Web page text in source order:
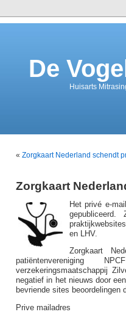
De
Huisarts
« Zorgkaart Nederland schendt
Zorgkaart
Het privé e-
en LHV.
Zorgkaart
patiëntenvereniging
verzekeringsmaatschappij
negatief in het nieuws door
bevriende sites beoordelingen
Prive mailadres